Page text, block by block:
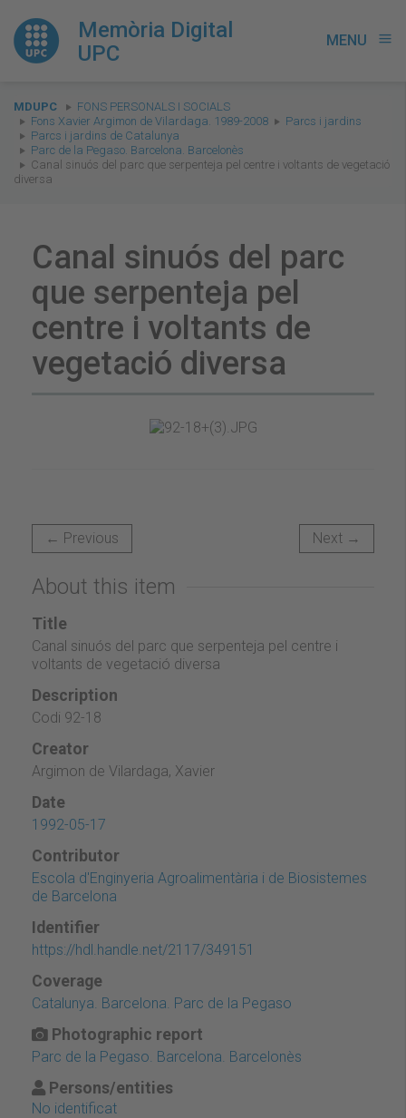
Memòria Digital
UPC
MENU menu
You
are
here:
MDUPC
FONS PERSONALS I SOCIALS
Fons Xavier Argimon de Vilardaga. 1989-2008
Parcs i jardins
Parcs i jardins de Catalunya
Parc de la Pegaso. Barcelona. Barcelonès
Canal sinuós del parc que serpenteja pel centre i voltants de vegetació
diversa
Canal sinuós del parc
que serpenteja pel
centre i voltants de
vegetació diversa
← Previous Next →
About this item
Title
Canal sinuós del parc que serpenteja pel centre i
voltants de vegetació diversa
Description
Codi 92-18
Creator
Argimon de Vilardaga, Xavier
Date
1992-05-17
Contributor
Escola d'Enginyeria Agroalimentària i de Biosistemes
de Barcelona
Identifier
https://hdl.handle.net/2117/349151
Coverage
Catalunya. Barcelona. Parc de la Pegaso
Photographic report
Parc de la Pegaso. Barcelona. Barcelonès
Persons/entities
No identificat